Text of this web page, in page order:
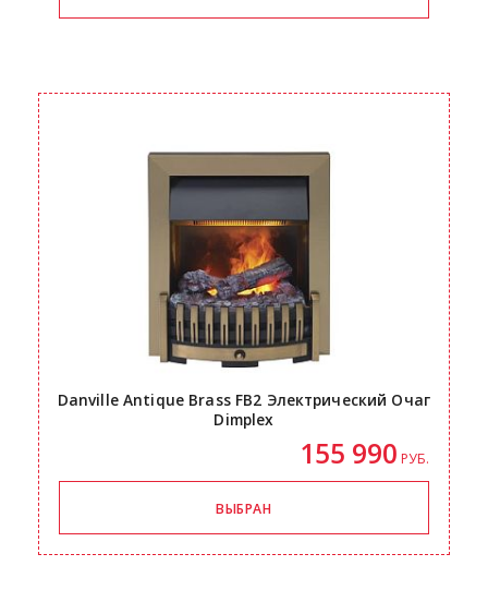
Danville Antique Brass FB2 Электрический Очаг
Dimplex
155 990 РУБ.